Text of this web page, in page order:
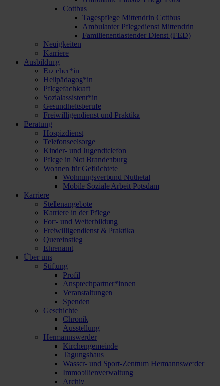
Cottbus
Tagespflege Mittendrin Cottbus
Ambulanter Pflegedienst Mittendrin
Familienentlastender Dienst (FED)
Neuigkeiten
Karriere
Ausbildung
Erzieher*in
Heilpädagog*in
Pflegefachkraft
Sozialassistent*in
Gesundheitsberufe
Freiwilligendienst und Praktika
Beratung
Hospizdienst
Telefonseelsorge
Kinder- und Jugendtelefon
Pflege in Not Brandenburg
Wohnen für Geflüchtete
Wohnungsverbund Nuthetal
Mobile Soziale Arbeit Potsdam
Karriere
Stellenangebote
Karriere in der Pflege
Fort- und Weiterbildung
Freiwilligendienst & Praktika
Quereinstieg
Ehrenamt
Über uns
Stiftung
Profil
Ansprechpartner*innen
Veranstaltungen
Spenden
Geschichte
Chronik
Ausstellung
Hermannswerder
Kirchengemeinde
Tagungshaus
Wasser- und Sport-Zentrum Hermannswerder
Immobilienverwaltung
Archiv